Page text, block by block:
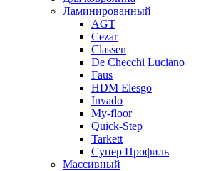
Ламинированный
AGT
Cezar
Classen
De Checchi Luciano
Faus
HDM Elesgo
Invado
My-floor
Quick-Step
Tarkett
Супер Профиль
Массивный